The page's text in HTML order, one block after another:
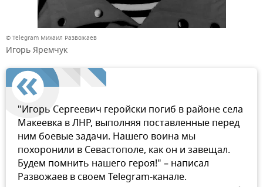
© Telegram Михаил Развожаев
Игорь Яремчук
"Игорь Сергеевич геройски погиб в районе села
Макеевка в ЛНР, выполняя поставленные перед
ним боевые задачи. Нашего воина мы
похоронили в Севастополе, как он и завещал.
Будем помнить нашего героя!" – написал
Развожаев в своем Telegram-канале.